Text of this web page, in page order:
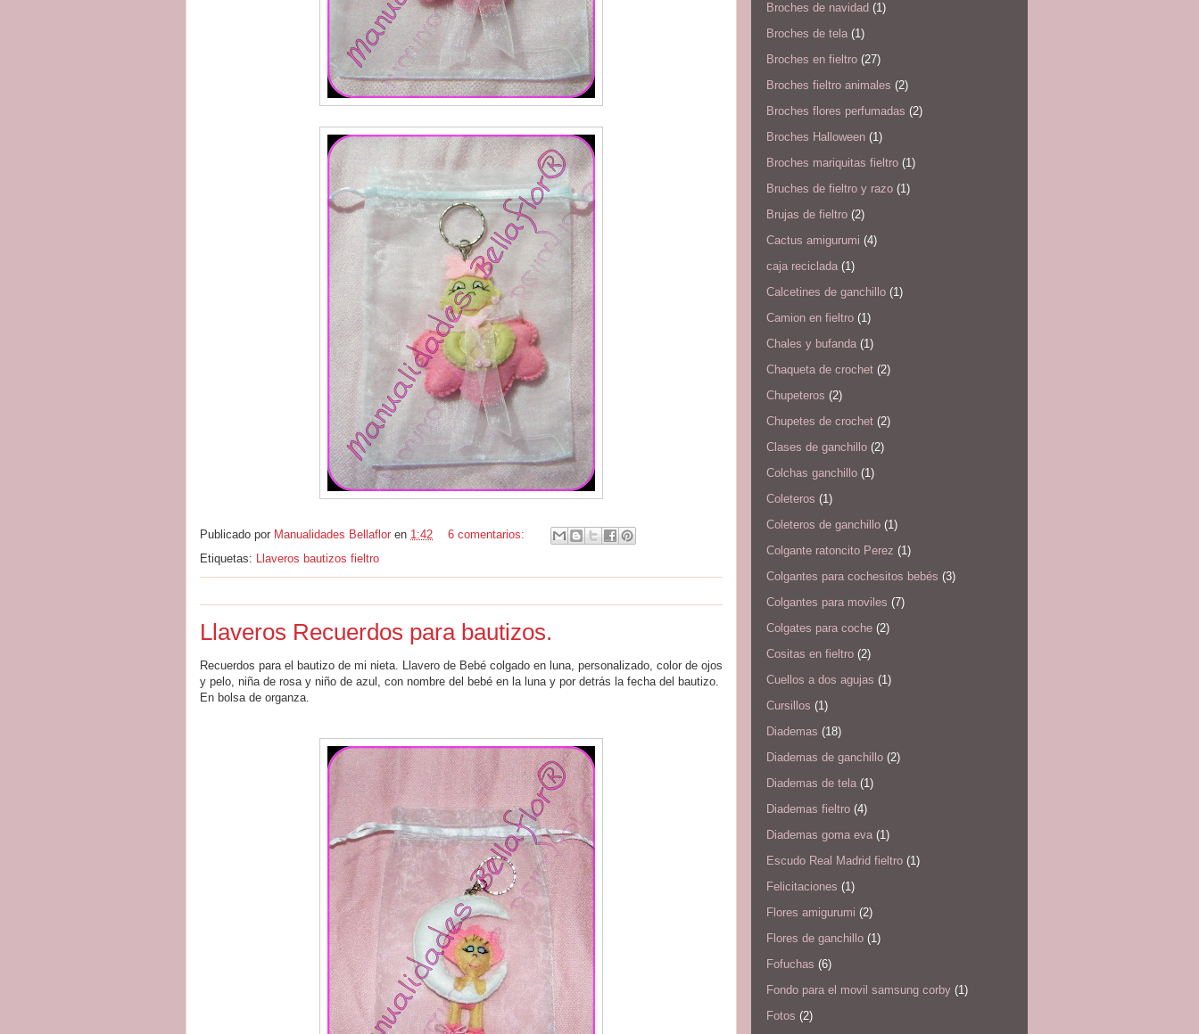
Publicado por Manualidades Bellaflor en 1:42
6 comentarios:
Etiquetas: Llaveros bautizos fieltro
Llaveros Recuerdos para bautizos.
Recuerdos para el bautizo de mi nieta. Llavero de Bebé colgado en luna, personalizado, color de ojos
y pelo, niña de rosa y niño de azul, con nombre del bebé en la luna y por detrás la fecha del bautizo.
En bolsa de organza.
Broches de navidad (1)
Broches de tela (1)
Broches en fieltro (27)
Broches fieltro animales (2)
Broches flores perfumadas (2)
Broches Halloween (1)
Broches mariquitas fieltro (1)
Bruches de fieltro y razo (1)
Brujas de fieltro (2)
Cactus amigurumi (4)
caja reciclada (1)
Calcetines de ganchillo (1)
Camion en fieltro (1)
Chales y bufanda (1)
Chaqueta de crochet (2)
Chupeteros (2)
Chupetes de crochet (2)
Clases de ganchillo (2)
Colchas ganchillo (1)
Coleteros (1)
Coleteros de ganchillo (1)
Colgante ratoncito Perez (1)
Colgantes para cochesitos bebés (3)
Colgantes para moviles (7)
Colgates para coche (2)
Cositas en fieltro (2)
Cuellos a dos agujas (1)
Cursillos (1)
Diademas (18)
Diademas de ganchillo (2)
Diademas de tela (1)
Diademas fieltro (4)
Diademas goma eva (1)
Escudo Real Madrid fieltro (1)
Felicitaciones (1)
Flores amigurumi (2)
Flores de ganchillo (1)
Fofuchas (6)
Fondo para el movil samsung corby (1)
Fotos (2)